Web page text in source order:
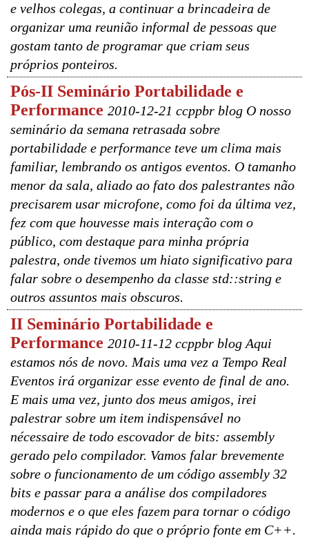
e velhos colegas, a continuar a brincadeira de
organizar uma reunião informal de pessoas que
gostam tanto de programar que criam seus
próprios ponteiros.
Pós-II Seminário Portabilidade e
Performance 2010-12-21 ccppbr blog O nosso
seminário da semana retrasada sobre
portabilidade e performance teve um clima mais
familiar, lembrando os antigos eventos. O tamanho
menor da sala, aliado ao fato dos palestrantes não
precisarem usar microfone, como foi da última vez,
fez com que houvesse mais interação com o
público, com destaque para minha própria
palestra, onde tivemos um hiato significativo para
falar sobre o desempenho da classe std::string e
outros assuntos mais obscuros.
II Seminário Portabilidade e
Performance 2010-11-12 ccppbr blog Aqui
estamos nós de novo. Mais uma vez a Tempo Real
Eventos irá organizar esse evento de final de ano.
E mais uma vez, junto dos meus amigos, irei
palestrar sobre um item indispensável no
nécessaire de todo escovador de bits: assembly
gerado pelo compilador. Vamos falar brevemente
sobre o funcionamento de um código assembly 32
bits e passar para a análise dos compiladores
modernos e o que eles fazem para tornar o código
ainda mais rápido do que o próprio fonte em C++.